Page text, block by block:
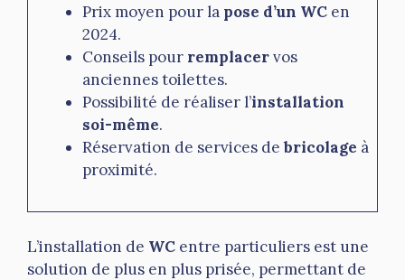
Prix moyen pour la pose d’un WCen
2024.
Conseils pour remplacervos
anciennes toilettes.
Possibilité de réaliser l’installation
soi-même.
Réservation de services debricolage à
proximité.
L’installation de WC entre particuliers est une
solution de plus en plus prisée, permettant de